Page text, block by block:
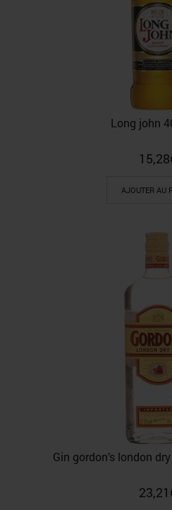
Long john
15,28
AJOUTER AU
Gin gordon’s london
23,21